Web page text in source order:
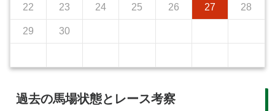
22 23 24 25 26 27 28
29 30
過去の馬場状態とレース考察